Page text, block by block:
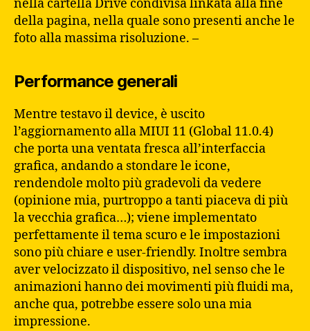
nella cartella Drive condivisa linkata alla fine
della pagina, nella quale sono presenti anche le
foto alla massima risoluzione. –
Performance generali
Mentre testavo il device, è uscito
l’aggiornamento alla MIUI 11 (Global 11.0.4)
che porta una ventata fresca all’interfaccia
grafica, andando a stondare le icone,
rendendole molto più gradevoli da vedere
(opinione mia, purtroppo a tanti piaceva di più
la vecchia grafica…); viene implementato
perfettamente il tema scuro e le impostazioni
sono più chiare e user-friendly. Inoltre sembra
aver velocizzato il dispositivo, nel senso che le
animazioni hanno dei movimenti più fluidi ma,
anche qua, potrebbe essere solo una mia
impressione.